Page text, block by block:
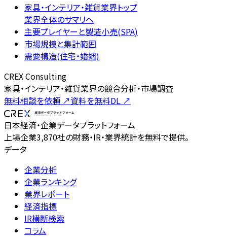
家具・インテリア・雑貨業界トップ
業界全体のサマリへ
主要プレイヤーと製造小売(SPA)
市場規模と集計範囲
需要構造(住宅・婚姻)
CREX Consulting
家具・インテリア・雑貨業界の競合分析・市場調査
無料相談を依頼 ↗資料を無料DL ↗
日本経済・企業データプラットフォーム
上場企業3,870社の財務・IR・業界統計を無料で提供。
データ
企業分析
企業ランキング
業界レポート
経済指標
IR横断検索
コラム